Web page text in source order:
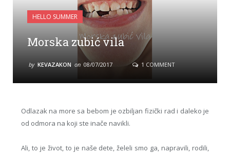
HELLO SUMMER
Morska zubić vila
by KEVAZAKON on 08/07/2017 1 COMMENT
Odlazak na more sa bebom je ozbiljan fizički rad i daleko je
od odmora na koji ste inače navikli.
Ali, to je život, to je naše dete, želeli smo ga, napravili, rodili,